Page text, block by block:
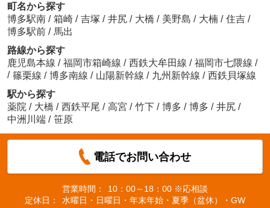
町名から探す
博多駅南 / 箱崎 / 吉塚 / 井尻 / 大橋 / 美野島 / 大楠 / 住吉 /
博多駅前 / 馬出
路線から探す
鹿児島本線 / 福岡市箱崎線 / 西鉄大牟田線 / 福岡市七隈線 /
/ 篠栗線 / 博多南線 / 山陽新幹線 / 九州新幹線 / 西鉄貝塚線
駅から探す
薬院 / 大橋 / 西鉄平尾 / 高宮 / 竹下 / 博多 / 博多 / 井尻 /
中洲川端 / 笹原
電話でお問い合わせ
営業時間：
10：00～18：00 ※応相談
定休日：
水曜日・日曜日・年末年始・夏季（盆休）・GW